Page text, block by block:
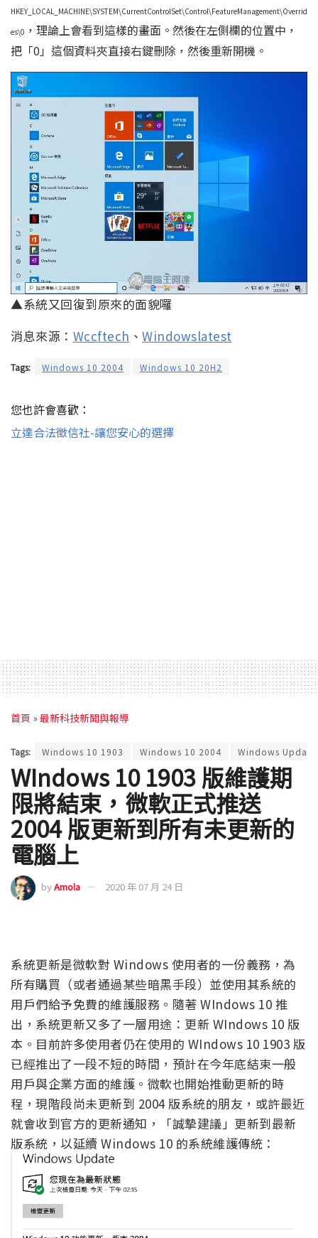
HKEY_LOCAL_MACHINE\SYSTEM\CurrentControlSet\Control\FeatureManagement\Overrid
es\0 ，理論上會看到這樣的畫面。然後在左側欄的位置中，
把「0」這個資料夾直接右鍵刪除，然後重新開機。
▲系統又回復到原來的面貌囉
消息來源： Wccftech 、 Windowslatest
Tags: Windows 10 2004 Windows 10 20H2
您也許會喜歡：
立達合法徵信社-讓您安心的選擇
首頁 »最新科技新聞與報導
Tags: Windows 10 1903 Windows 10 2004 Windows Update
WIndows 10 1903 版維護期
限將結束，微軟正式推送
2004 版更新到所有未更新的
電腦上
byAmola 2020 年 07 月 24 日
系統更新是微軟對 Windows 使用者的一份義務，為
所有購買（或者通過某些暗黑手段）並使用其系統的
用戶們給予免費的維護服務。隨著 WIndows 10 推
出，系統更新又多了一層用途：更新 WIndows 10 版
本。目前許多使用者仍在使用的 WIndows 10 1903 版
已經推出了一段不短的時間，預計在今年底結束一般
用戶與企業方面的維護。微軟也開始推動更新的時
程，現階段尚未更新到 2004 版系統的朋友，或許最近
就會收到官方的更新通知，「誠摯建議」更新到最新
版系統，以延續 Windows 10 的系統維護傳統：